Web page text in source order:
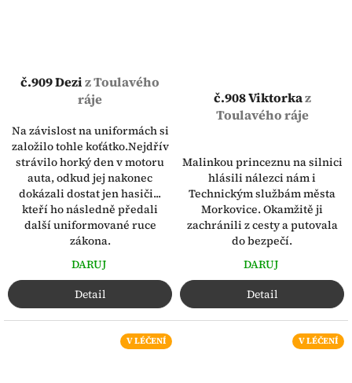
č.909 Deziz Toulavého
ráje
Na závislost na uniformách si
založilo tohle koťátko.Nejdřív
strávilo horký den v motoru
auta, odkud jej nakonec
dokázali dostat jen hasiči...
kteří ho následně předali
další uniformované ruce
zákona.
DARUJ
Detail
č.908 Viktorkaz
Toulavého ráje
​Malinkou princeznu na silnici
hlásili nálezci nám i
Technickým službám města
Morkovice. Okamžitě ji
zachránili z cesty a putovala
do bezpečí.
DARUJ
Detail
V LÉČENÍ V LÉČENÍ